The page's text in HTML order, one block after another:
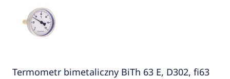
Termometr bimetaliczny BiTh 63 E, D302, fi63